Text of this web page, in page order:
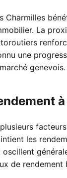
Charmilles
La
une
genevois.
les
de rendement